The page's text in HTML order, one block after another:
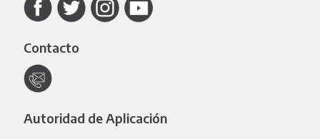
Contacto
Autoridad de Aplicación